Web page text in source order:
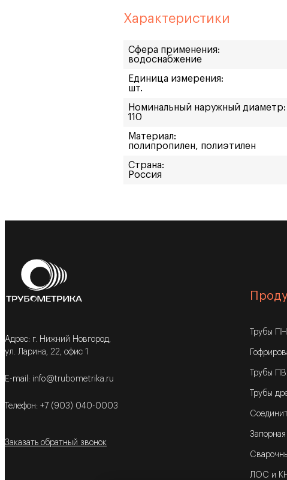
Характеристики
Сфера применения:
водоснабжение
Единица измерения:
шт.
Номинальный наружный диаметр:
110
Материал:
полипропилен, полиэтилен
Страна:
Россия
Адрес: г. Нижний Новгород,
ул. Ларина, 22, офис 1
E-mail: info@trubometrika.ru
Телефон: +7 (903) 040-0003
Заказать обратный звонок
Трубы
Трубы
Трубы
ЛОС и